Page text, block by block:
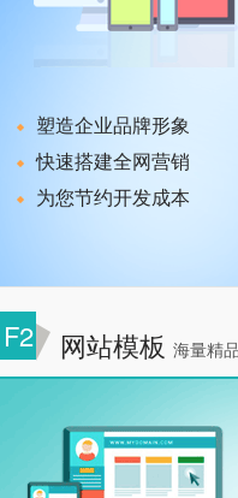
塑造企业品牌形象
快速搭建全网营销
为您节约开发成本
F2 网站模板 海量精